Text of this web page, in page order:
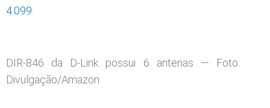
4.099
DIR-846 da D-Link possui 6 antenas — Foto:
Divulgação/Amazon